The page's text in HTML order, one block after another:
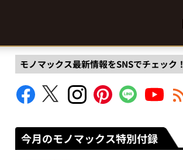
モノマックス最新情報をSNSでチェック！
今月のモノマックス特別付録